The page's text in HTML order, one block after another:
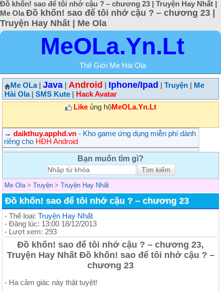
Đồ khốn! sao để tôi nhớ cậu ? – chương 23 | Truyện Hay Nhất |
Me Ola Đồ khốn! sao để tôi nhớ cậu ? – chương 23 |
Truyện Hay Nhất | Me Ola
MeOLa.Yn.Lt
Thế Giới Me Hài Ola
Me OLa| Java Android Iphone/Ipad Truyện
Me
Hài Ola| SMS Kute
Hack Avatar
Likeủng hộMeOLa.Yn.Lt
→ daikthuy.apphd.vn - Kho game ứng dụng miễn phí dành
riêng cho HĐH Android
Bạn muốn tìm gì?
Me Ola > Truyện > Truyện Hay Nhất
Đồ khốn! sao để tôi nhớ cậu ? – chương 23
- Thể loại: Truyện Hay Nhất
- Đăng lúc: 13:00 18/12/2013
- Lượt xem: 293
Đồ khốn! sao để tôi nhớ cậu ? – chương 23,
Truyện Hay Nhất Đồ khốn! sao để tôi nhớ cậu ? –
chương 23
- Ha cảm giác này thật tuyệt!